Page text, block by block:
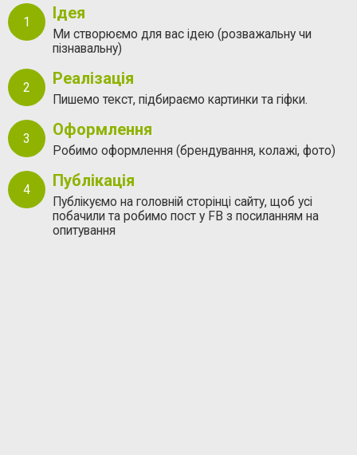
Ідея
Ми створюємо для вас ідею (розважальну чи
пізнавальну)
Реалізація
Пишемо текст, підбираємо картинки та гіфки.
Оформлення
Робимо оформлення (брендування, колажі, фото)
Публікація
Публікуємо на головній сторінці сайту, щоб усі
побачили та робимо пост у FB з посиланням на
опитування